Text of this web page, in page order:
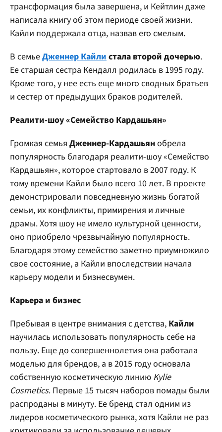
трансформация была завершена, и Кейтлин даже
написала книгу об этом периоде своей жизни.
Кайли поддержала отца, назвав его смелым.
В семьеДженнер Кайлистала второй дочерью.
Ее старшая сестра Кендалл родилась в 1995 году.
Кроме того, у нее есть еще много сводных братьев
и сестер от предыдущих браков родителей.
Реалити-шоу «Семейство Кардашьян»
Громкая семья Дженнер-Кардашьянобрела
популярность благодаря реалити-шоу «Семейство
Кардашьян», которое стартовало в 2007 году. К
тому времени Кайли было всего 10 лет. В проекте
демонстрировали повседневную жизнь богатой
семьи, их конфликты, примирения и личные
драмы. Хотя шоу не имело культурной ценности,
оно приобрело чрезвычайную популярность.
Благодаря этому семейство заметно приумножило
свое состояние, а Кайли впоследствии начала
карьеру модели и бизнесвумен.
Карьера и бизнес
Пребывая в центре внимания с детства, Кайли
научилась использовать популярность себе на
пользу. Еще до совершеннолетия она работала
моделью для брендов, а в 2015 году основала
собственную косметическую линию Kylie
Cosmetics. Первые 15 тысяч наборов помады были
распроданы в минуту. Ее бренд стал одним из
лидеров косметического рынка, хотя Кайли не раз